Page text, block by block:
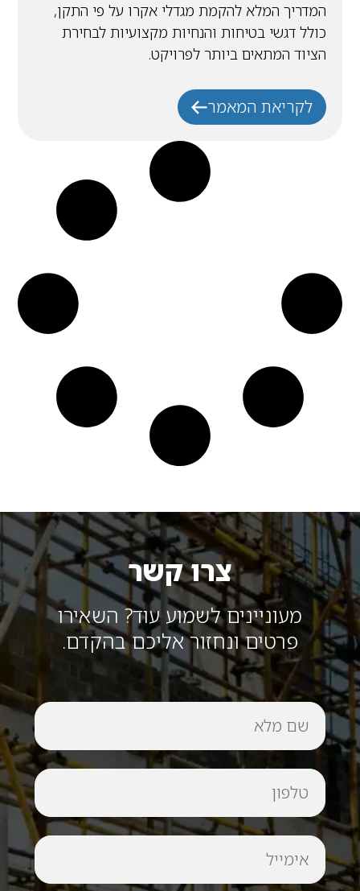
המדריך המלא להקמת מגדלי אקרו על פי התקן,
כולל דגשי בטיחות והנחיות מקצועיות לבחירת
הציוד המתאים ביותר לפרויקט.
לקריאת המאמר
צרו קשר
מעוניינים לשמוע עוד? השאירו
פרטים ונחזור אליכם בהקדם.
שם
מלא
טלפון
אימייל